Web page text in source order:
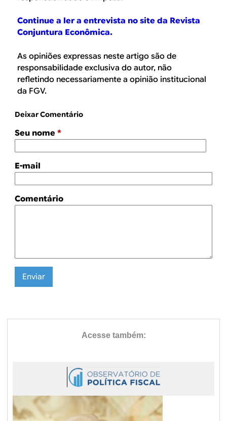
Continue a ler a entrevista no site da Revista
Conjuntura Econômica.
As opiniões expressas neste artigo são de
responsabilidade exclusiva do autor, não
refletindo necessariamente a opinião institucional
da FGV.
Deixar Comentário
Seu nome *
E-mail
Comentário